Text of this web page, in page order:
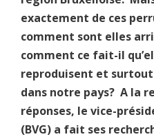
exactement de ces
comment sont elles
comment ce fait-il
reproduisent et
dans notre pays? A la
réponses, le vice-
(BVG) a fait ses